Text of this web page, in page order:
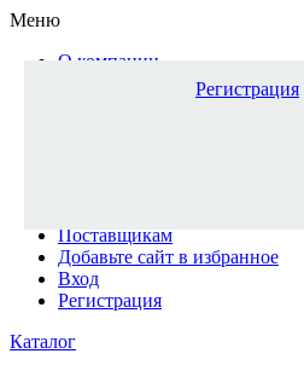
Меню
О компании
Доставка и оплата
Поставщикам
Добавьте сайт в избранное
Вход
Регистрация
Каталог
Регистрация